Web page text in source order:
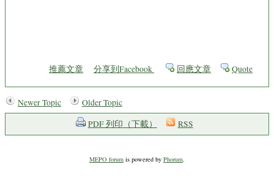
推薦文章 分享到Facebook 回應文章 Quote
Newer Topic
Older Topic
PDF 列印（下載）
RSS
MEPO forum is powered by Phorum.